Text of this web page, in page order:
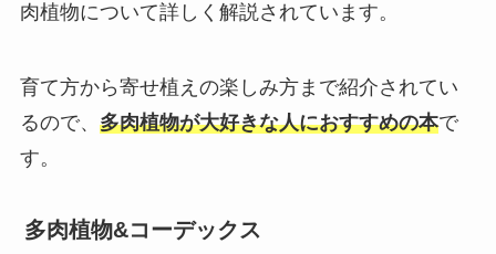
肉植物について詳しく解説されています。
育て方から寄せ植えの楽しみ方まで紹介されてい
るので、 多肉植物が大好きな人におすすめの本で
す。
多肉植物&コーデックス